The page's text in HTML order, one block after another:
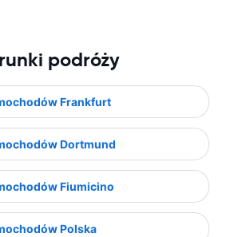
podróży
Frankfurt
Dortmund
Fiumicino
Polska